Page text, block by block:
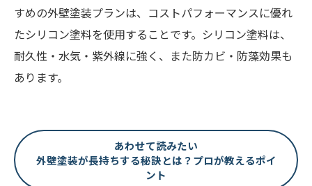
すめの外壁塗装プランは、コストパフォーマンスに優れ
たシリコン塗料を使用することです。シリコン塗料は、
耐久性・水気・紫外線に強く、また防カビ・防藻効果も
あります。
あわせて読みたい
外壁塗装が長持ちする秘訣とは？プロが教えるポイ
ント